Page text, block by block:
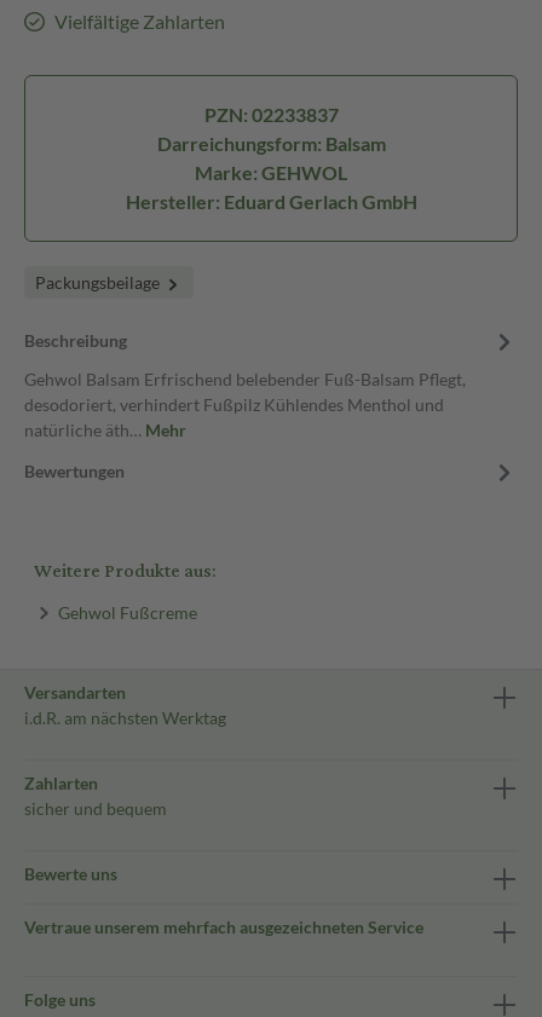
Vielfältige Zahlarten
PZN: 02233837
Darreichungsform: Balsam
Marke: GEHWOL
Hersteller: Eduard Gerlach GmbH
Packungsbeilage
Beschreibung
Gehwol Balsam Erfrischend belebender Fuß-Balsam Pflegt,
desodoriert, verhindert Fußpilz Kühlendes Menthol und
natürliche äth… Mehr
Bewertungen
Weitere Produkte aus:
Gehwol Fußcreme
Versandarten
i.d.R. am nächsten Werktag
Zahlarten
sicher und bequem
Bewerte uns
Vertraue unserem mehrfach ausgezeichneten Service
Folge uns